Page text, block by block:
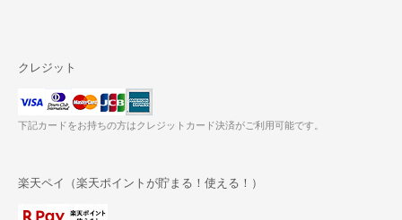
クレジット
下記カードをお持ちの方はクレジットカード決済がご利用可能です。
楽天ペイ（楽天ポイントが貯まる！使える！）